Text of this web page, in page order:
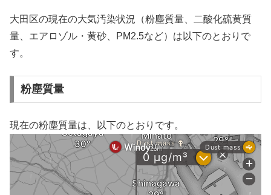
大田区の現在の大気汚染状況（粉塵質量、二酸化硫黄質
量、エアロゾル・黄砂、PM2.5など）は以下のとおりで
す。
粉塵質量
現在の粉塵質量は、以下のとおりです。